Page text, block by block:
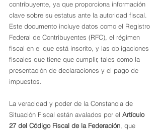
contribuyente, ya que proporciona información
clave sobre su estatus ante la autoridad fiscal.
Este documento incluye datos como el Registro
Federal de Contribuyentes (RFC), el régimen
fiscal en el que está inscrito, y las obligaciones
fiscales que tiene que cumplir, tales como la
presentación de declaraciones y el pago de
impuestos.
La veracidad y poder de la Constancia de
Situación Fiscal están avalados por el Artículo
27 del Código Fiscal de la Federación , que